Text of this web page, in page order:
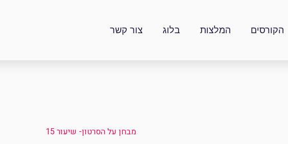
הקורסים המלצות בלוג צור קשר
מבחן על הסרטון- שיעור 15